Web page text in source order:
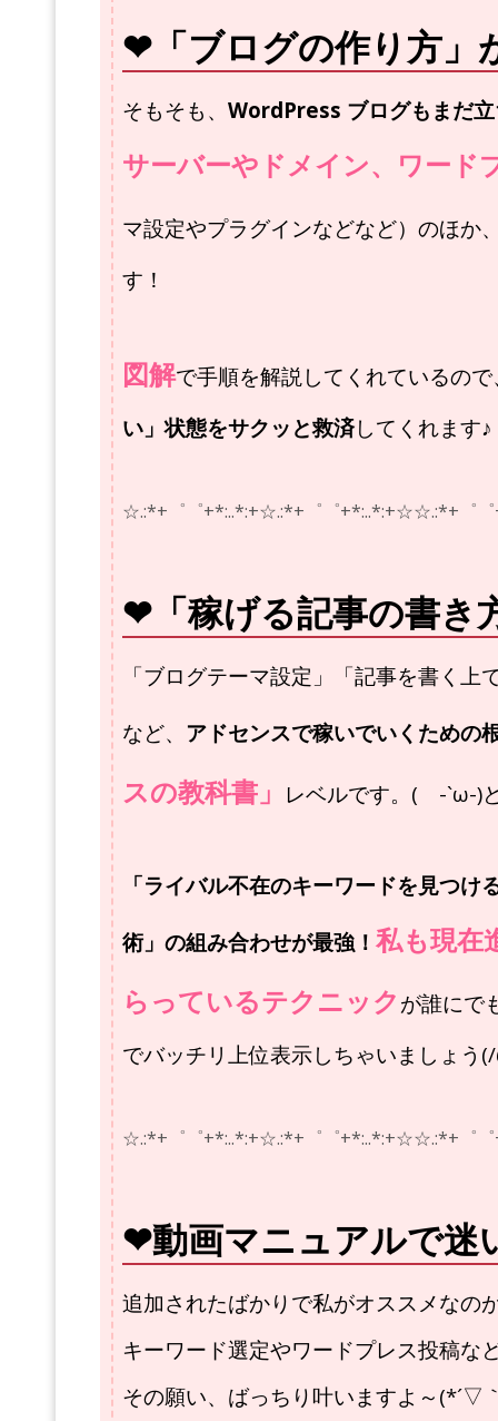
❤「ブログの作り方」
そもそも、 WordPress ブログもまだ
サーバーやドメイン、ワード
マ設定やプラグインなどなど）のほか
す！
図解で手順を解説してくれているので
い」状態をサクッと救済してくれます♪
☆.:*+゜゜+*:..*:+☆.:*+゜゜+*:..*:+☆☆.:*+゜
❤「稼げる記事の書き
「ブログテーマ設定」「記事を書く
など、 アドセンスで稼いでいくための
スの教科書」 レベルです。( -`ω-)
「ライバル不在のキーワードを見つ
術」の組み合わせが最強！ 私も現在
らっているテクニック が誰にで
でバッチリ上位表示しちゃいましょう
☆.:*+゜゜+*:..*:+☆.:*+゜゜+*:..*:+☆☆.:*+゜
❤動画マニュアルで迷
追加されたばかりで私がオススメなの
キーワード選定やワードプレス投稿な
その願い、ばっちり叶いますよ～(*´▽